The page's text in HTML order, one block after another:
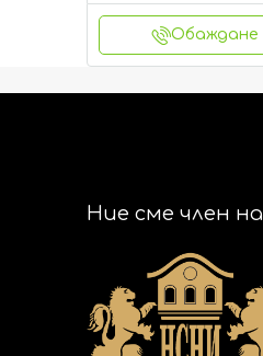
Обаждане
Ние сме член на